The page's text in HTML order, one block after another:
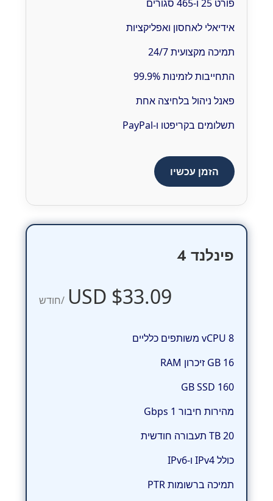
פורט 25 ו-465 סגורים
אידיאלי לאחסון ואפליקציות
תמיכה מקצועית 24/7
התחייבות לזמינות 99.9%
פאנל ניהול בלחיצה אחת
תשלומים בקריפטו ו-PayPal
הזמן עכשיו
פינלנד 4
$33.09 USD /חודש
8 vCPU משותפים כלליים
16 GB זיכרון RAM
160 GB SSD
מהירות חיבור 1 Gbps
20 TB תעבורה חודשית
כולל IPv4 ו-IPv6
תמיכה ברשומות PTR